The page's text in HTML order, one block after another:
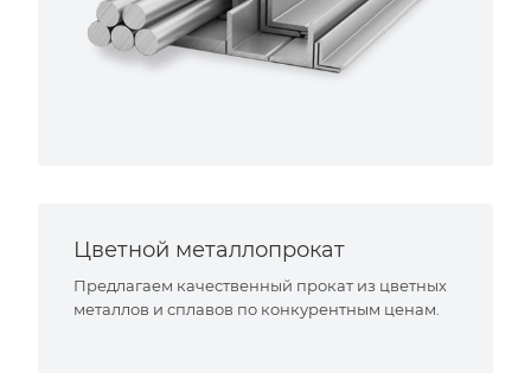
Цветной металлопрокат
Предлагаем качественный прокат из цветных
металлов и сплавов по конкурентным ценам.